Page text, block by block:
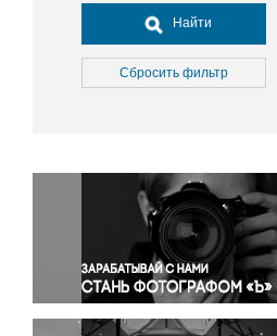
Досуг, туризм и отдых
Культура
Медицина
Окружающая среда
Политика
Правосудие
Происшествия и конфликты
Религия
Светская жизнь
Найти
Сбросить фильтр